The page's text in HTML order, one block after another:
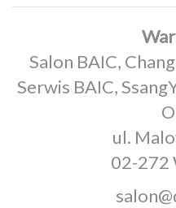
Salon BAIC,
Serwis BAIC,
ul.
02-272